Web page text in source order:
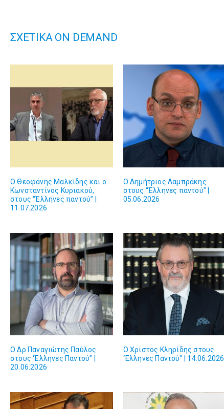
ΣΧΕΤΙΚΑ ON DEMAND
Ο Θεοφάνης Μαλκίδης και ο
Κωνσταντίνος Κυριακού,
στους “Έλληνες παντού” |
11.07.2026
O Δημήτριος Λαμπράκης
στους “Έλληνες παντού” |
05.06.2026
Ο Δρ Παναγιώτης Παύλος
στους ‘Έλληνες Παντού” |
20.06.2026
Ο Χρίστος Κληρίδης στους
‘Έλληνες Παντού” | 14.06.2026